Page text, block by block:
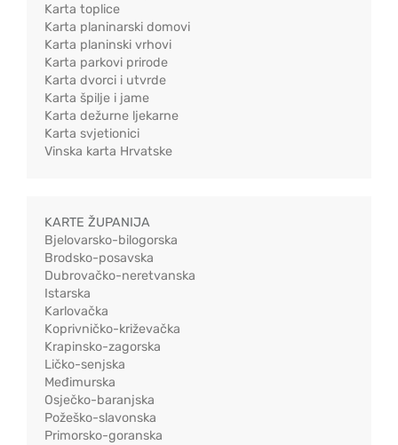
Karta toplice
Karta planinarski domovi
Karta planinski vrhovi
Karta parkovi prirode
Karta dvorci i utvrde
Karta špilje i jame
Karta dežurne ljekarne
Karta svjetionici
Vinska karta Hrvatske
KARTE ŽUPANIJA
Bjelovarsko-bilogorska
Brodsko-posavska
Dubrovačko-neretvanska
Istarska
Karlovačka
Koprivničko-križevačka
Krapinsko-zagorska
Ličko-senjska
Međimurska
Osječko-baranjska
Požeško-slavonska
Primorsko-goranska